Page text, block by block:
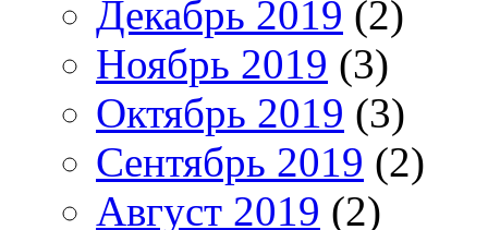
Декабрь 2019 (2)
Ноябрь 2019 (3)
Октябрь 2019 (3)
Сентябрь 2019 (2)
Август 2019 (2)